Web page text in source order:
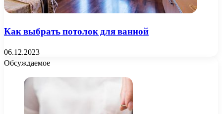
Как выбрать потолок для ванной
06.12.2023
Обсуждаемое